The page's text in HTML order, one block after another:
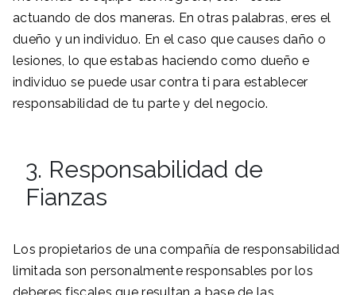
actuando de dos maneras. En otras palabras, eres el
dueño y un individuo. En el caso que causes daño o
lesiones, lo que estabas haciendo como dueño e
individuo se puede usar contra ti para establecer
responsabilidad de tu parte y del negocio.
3. Responsabilidad de
Fianzas
Los propietarios de una compañía de responsabilidad
limitada son personalmente responsables por los